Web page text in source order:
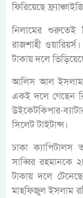
ফিরিয়েছে
নিলামের
রাজশাহী
টাকায় দলে
আলিস আল
একই দলে গেছেন
উইকেটকিপার-
সিলেট টাইটান্স।
ঢাকা ক্যাপিটালস
সাব্বির
টাকায় দলে
মাহফিজুল ইসলাম